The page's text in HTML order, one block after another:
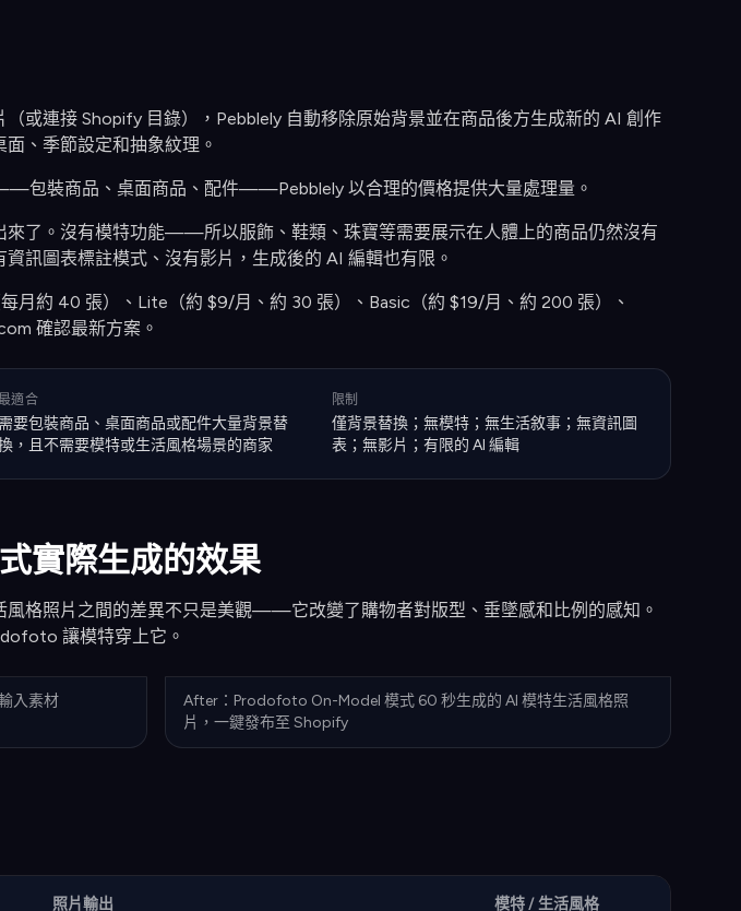
或連接 Shopify 目錄），Pebblely 自動移除原始背景並在商品後方生成新的 AI 創作
、季節設定和抽象紋理。
包裝商品、桌面商品、配件——Pebblely 以合理的價格提供大量處理量。
來了。沒有模特功能——所以服飾、鞋類、珠寶等需要展示在人體上的商品仍然沒有
訊圖表標註模式、沒有影片，生成後的 AI 編輯也有限。
月約 40 張）、Lite（約 $9/月、約 30 張）、Basic（約 $19/月、約 200 張）、
確認最新方案。
適合
需要包裝商品、桌面商品或配件大量背景替
，且不需要模特或生活風格場景的商家
限制
僅背景替換；無模特；無生活敘事；無資訊圖
表；無影片；有限的 AI 編輯
實際生成的效果
風格照片之間的差異不只是美觀——它改變了購物者對版型、垂墜感和比例的感知。
讓模特穿上它。
入素材
After：Prodofoto On-Model 模式 60 秒生成的 AI 模特生活風格照
片，一鍵發布至 Shopify
照片輸出 模特 / 生活風格